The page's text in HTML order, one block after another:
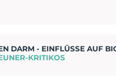
DARM - EINFLÜSSE AUF
KRITIKOS